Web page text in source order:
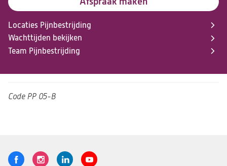
Locaties Pijnbestrijding
Wachttijden bekijken
Team Pijnbestrijding
Code PP 05-B